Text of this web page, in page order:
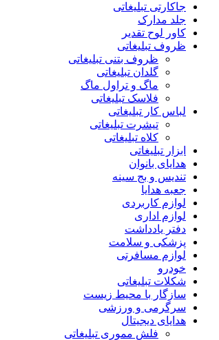
جاکارتی تبلیغاتی
جلد مدارک
کاور لوح تقدیر
ظروف تبلیغاتی
ظروف بتنی تبلیغاتی
گلدان تبلیغاتی
ماگ و تراول ماگ
فلاسک تبلیغاتی
لباس کار تبلیغاتی
تیشرت تبلیغاتی
کلاه تبلیغاتی
ابزار تبلیغاتی
هدایای بانوان
تندیس و بج سینه
جعبه هدایا
لوازم کاربردی
لوازم اداری
دفتر یادداشت
پزشکی و سلامت
لوازم مسافرتی
خودرو
شکلات تبلیغاتی
سازگار با محیط زیست
سرگرمی و ورزشی
هدایای دیجیتال
فلش مموری تبلیغاتی